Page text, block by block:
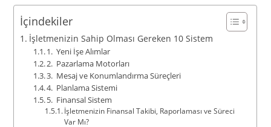
İçindekiler
İşletmenizin Sahip Olması Gereken 10 Sistem
1. Yeni İşe Alımlar
2. Pazarlama Motorları
3. Mesaj ve Konumlandırma Süreçleri
4. Planlama Sistemi
5. Finansal Sistem
İşletmenizin Finansal Takibi, Raporlaması ve Süreci
Var Mı?